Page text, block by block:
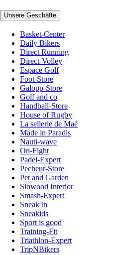
Unsere Geschäfte
Basket-Center
Daily Bikers
Direct Running
Direct-Volley
Espace Golf
Foot-Store
Galopp-Store
Golf and co
Handball-Store
House of Rugby
La sellerie de Maé
Made in Paradis
Nauti-wave
On-Fight
Padel-Expert
Pecheur-Store
Pet and Garden
Slowood Interior
Smash-Expert
Sneak'In
Sneakids
Sport is good
Training-Fit
Triathlon-Expert
TripNBikers